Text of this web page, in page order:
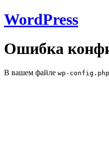
WordPress
Ошибка
В вашем файле wp-config.php